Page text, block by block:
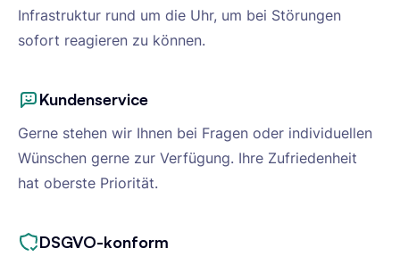
Infrastruktur rund um die Uhr, um bei Störungen
sofort reagieren zu können.
Kundenservice
Gerne stehen wir Ihnen bei Fragen oder individuellen
Wünschen gerne zur Verfügung. Ihre Zufriedenheit
hat oberste Priorität.
DSGVO-konform